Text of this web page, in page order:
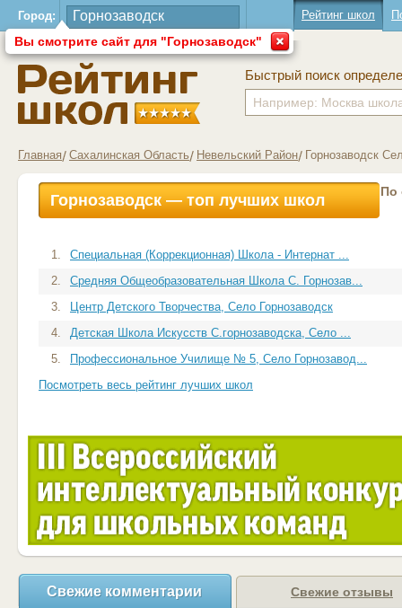
Город:
Вы смотрите сайт для "Горнозаводск"
Рейтинг школ
Быстрый поиск
Главная Сахалинская Область Невельский Район Горнозаводск
Горнозаводск — топ лучших школ По
1.
Специальная (Коррекционная) Школа - Интернат ...
2.
Средняя Общеобразовательная Школа С. Горнозав...
3.
Центр Детского Творчества, Село Горнозаводск
4.
Детская Школа Искусств С.горнозаводска, Село ...
5.
Профессиональное Училище № 5, Село Горнозавод...
Посмотреть весь рейтинг лучших школ
Свежие комментарии Свежие отзывы